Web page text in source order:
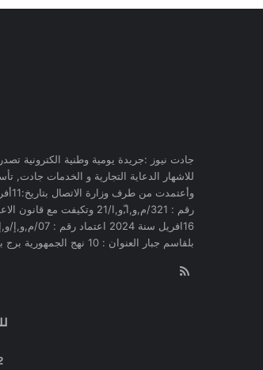
جادت نيوز :جريدة يومية وطنية الكترونية
بلقاسم جبار العنوان : 10 نهج الجمهورية برج بوعريريج